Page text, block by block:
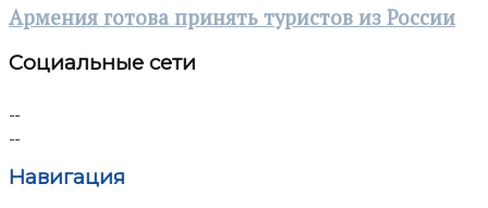
Армения готова принять туристов из России
Социальные сети
Навигация